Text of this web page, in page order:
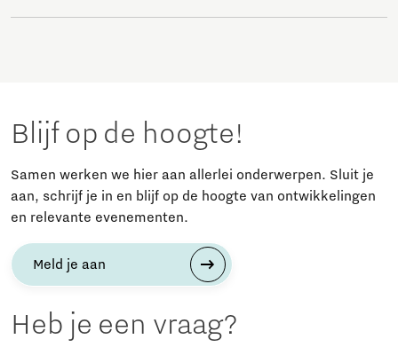
Blijf op de hoogte!
Samen werken we hier aan allerlei onderwerpen. Sluit je
aan, schrijf je in en blijf op de hoogte van ontwikkelingen
en relevante evenementen.
Meld je aan
Heb je een vraag?